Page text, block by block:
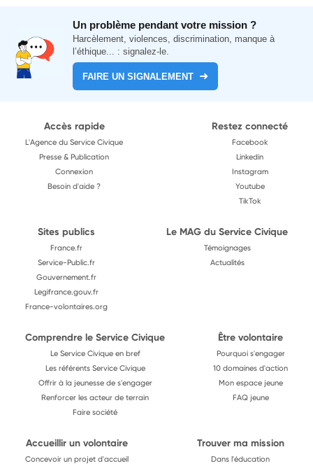
Un problème pendant votre mission ?
Harcèlement, violences, discrimination, manque à
l’éthique... : signalez-le.
FAIRE UN SIGNALEMENT
Accès rapide
L'Agence du Service Civique
Presse & Publication
Connexion
Besoin d'aide ?
Restez connecté
Facebook
Linkedin
Instagram
Youtube
TikTok
Sites publics
France.fr
Service-Public.fr
Gouvernement.fr
Legifrance.gouv.fr
France-volontaires.org
Le MAG du Service Civique
Témoignages
Actualités
Comprendre le Service Civique
Le Service Civique en bref
Les référents Service Civique
Offrir à la jeunesse de s'engager
Renforcer les acteur de terrain
Faire société
Être volontaire
Pourquoi s'engager
10 domaines d'action
Mon espace jeune
FAQ jeune
Accueillir un volontaire
Concevoir un projet d'accueil
Trouver ma mission
Dans l'éducation